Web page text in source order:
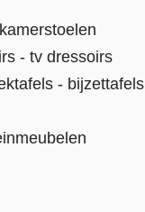
- tv dressoirs
- bijzettafels